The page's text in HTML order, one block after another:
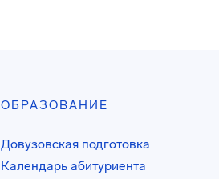
ОБРАЗОВАНИЕ
Довузовская подготовка
Календарь абитуриента